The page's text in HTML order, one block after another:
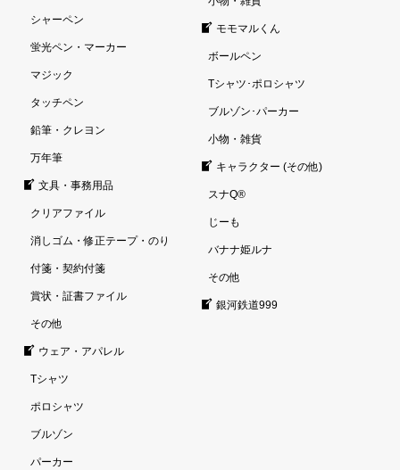
シャーペン
蛍光ペン・マーカー
マジック
タッチペン
鉛筆・クレヨン
万年筆
文具・事務用品
クリアファイル
消しゴム・修正テープ・のり
付箋・契約付箋
賞状・証書ファイル
その他
ウェア・アパレル
Tシャツ
ポロシャツ
ブルゾン
パーカー
モモマルくん
ボールペン
Tシャツ･ポロシャツ
ブルゾン･パーカー
小物・雑貨
キャラクター (その他)
スナQ®
じーも
バナナ姫ルナ
その他
銀河鉄道999